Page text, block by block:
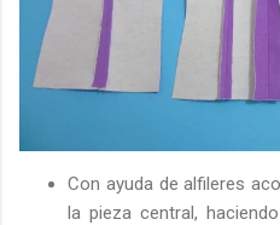
Con ayuda de alfileres
la pieza central,